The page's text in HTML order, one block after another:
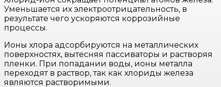
Уменьшается их электроотрицательность, в
результате чего ускоряются коррозийные
процессы.
Ионы хлора адсорбируются на металлических
поверхностях, вытесняя пассиваторы и растворяя
пленки. При попадании воды, ионы металла
переходят в раствор, так как хлориды железа
являются растворимыми.